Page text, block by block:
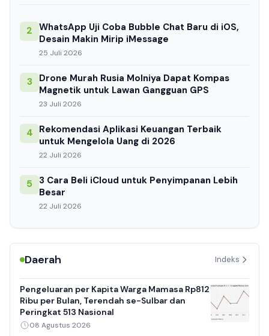
2 WhatsApp Uji Coba Bubble Chat Baru di iOS,
Desain Makin Mirip iMessage
25 Juli 2026
3
Drone Murah Rusia Molniya Dapat Kompas
Magnetik untuk Lawan Gangguan GPS
23 Juli 2026
4 Rekomendasi Aplikasi Keuangan Terbaik
untuk Mengelola Uang di 2026
22 Juli 2026
5
3 Cara Beli iCloud untuk Penyimpanan Lebih
Besar
22 Juli 2026
Daerah Indeks
Pengeluaran per Kapita Warga Mamasa Rp812
Ribu per Bulan, Terendah se-Sulbar dan
Peringkat 513 Nasional
08 Agustus 2026